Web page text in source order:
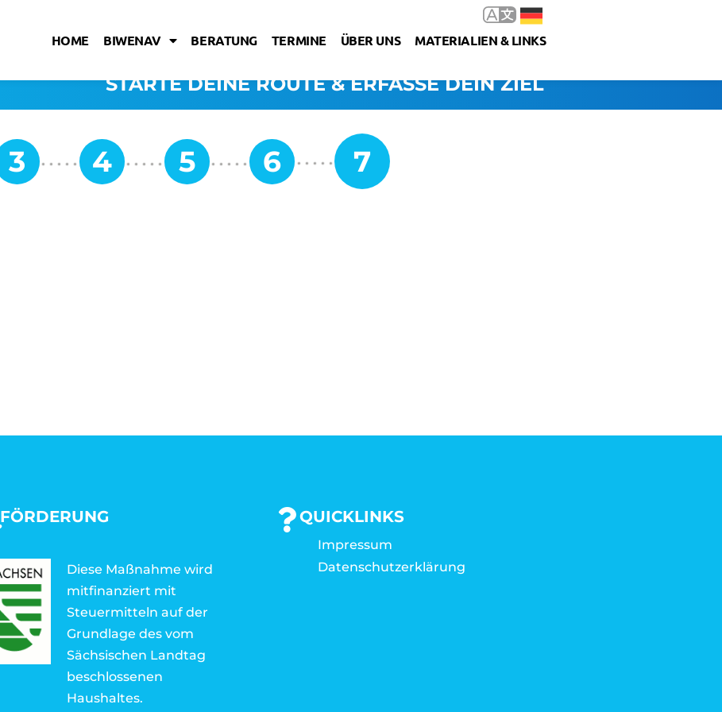
HOME BIWENAV BERATUNG TERMINE ÜBER UNS MATERIALIEN & LINKS
STARTE DEINE ROUTE & ERFASSE DEIN ZIEL
FÖRDERUNG
Diese Maßnahme wird
mitfinanziert mit
Steuermitteln auf der
Grundlage des vom
Sächsischen Landtag
beschlossenen
Haushaltes.
QUICKLINKS
Impressum
Datenschutzerklärung